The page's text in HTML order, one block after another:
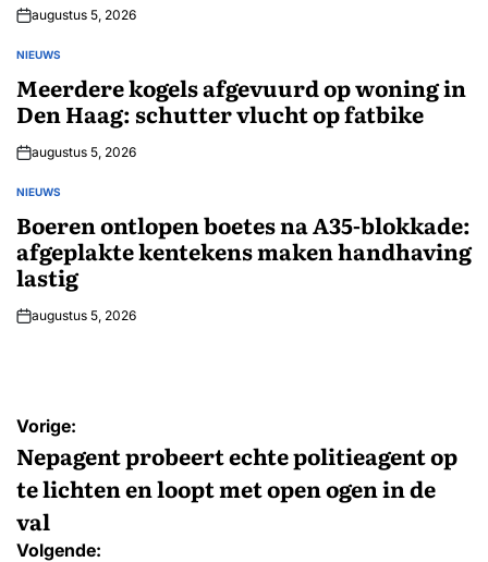
augustus 5, 2026
GEPLAATST
NIEUWS
Meerdere kogels afgevuurd op woning in
Den Haag: schutter vlucht op fatbike
augustus 5, 2026
GEPLAATST
NIEUWS
Boeren ontlopen boetes na A35-blokkade:
afgeplakte kentekens maken handhaving
lastig
augustus 5, 2026
Bericht
navigatie
Vorige:
Nepagent probeert echte politieagent op
te lichten en loopt met open ogen in de
val
Volgende: